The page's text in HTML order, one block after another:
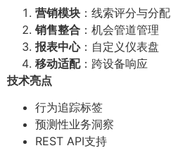
营销模块 ：线索评分与分配
销售整合 ：机会管道管理
报表中心：自定义仪表盘
移动适配：跨设备响应
技术亮点
行为追踪标签
预测性业务洞察
REST API支持